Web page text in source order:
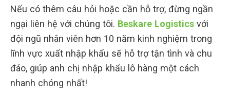
Nếu có thêm câu hỏi hoặc cần hỗ trợ, đừng ngần
ngại liên hệ với chúng tôi. Beskare Logistics với
đội ngũ nhân viên hơn 10 năm kinh nghiệm trong
lĩnh vực xuất nhập khẩu sẽ hỗ trợ tận tình và chu
đáo, giúp anh chị nhập khẩu lô hàng một cách
nhanh chóng nhất!